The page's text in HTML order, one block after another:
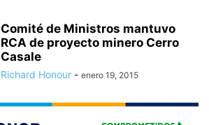
Comité de Ministros mantuvo
RCA de proyecto minero Cerro
Casale
Richard Honour - enero 19, 2015